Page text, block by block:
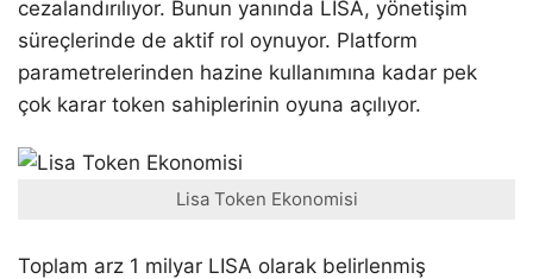
cezalandırılıyor. Bunun yanında LISA, yönetişim
süreçlerinde de aktif rol oynuyor. Platform
parametrelerinden hazine kullanımına kadar pek
çok karar token sahiplerinin oyuna açılıyor.
Lisa Token Ekonomisi
Toplam arz 1 milyar LISA olarak belirlenmiş